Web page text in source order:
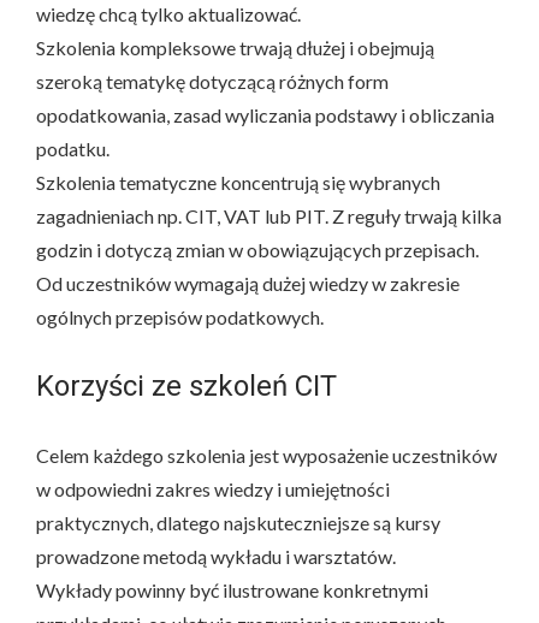
wiedzę chcą tylko aktualizować.
Szkolenia kompleksowe trwają dłużej i obejmują
szeroką tematykę dotyczącą różnych form
opodatkowania, zasad wyliczania podstawy i obliczania
podatku.
Szkolenia tematyczne koncentrują się wybranych
zagadnieniach np. CIT, VAT lub PIT. Z reguły trwają kilka
godzin i dotyczą zmian w obowiązujących przepisach.
Od uczestników wymagają dużej wiedzy w zakresie
ogólnych przepisów podatkowych.
Korzyści ze szkoleń CIT
Celem każdego szkolenia jest wyposażenie uczestników
w odpowiedni zakres wiedzy i umiejętności
praktycznych, dlatego najskuteczniejsze są kursy
prowadzone metodą wykładu i warsztatów.
Wykłady powinny być ilustrowane konkretnymi